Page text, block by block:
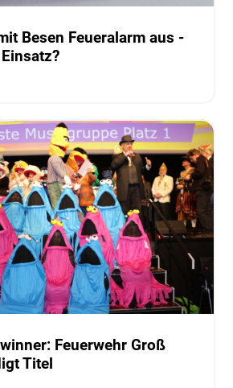
Besen Feueralarm aus -
Feuerwehr Groß
Titel